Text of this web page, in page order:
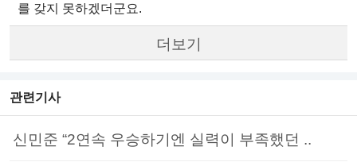
를 갖지 못하겠더군요.
더보기
관련기사
신민준 “2연속 우승하기엔 실력이 부족했던 ..